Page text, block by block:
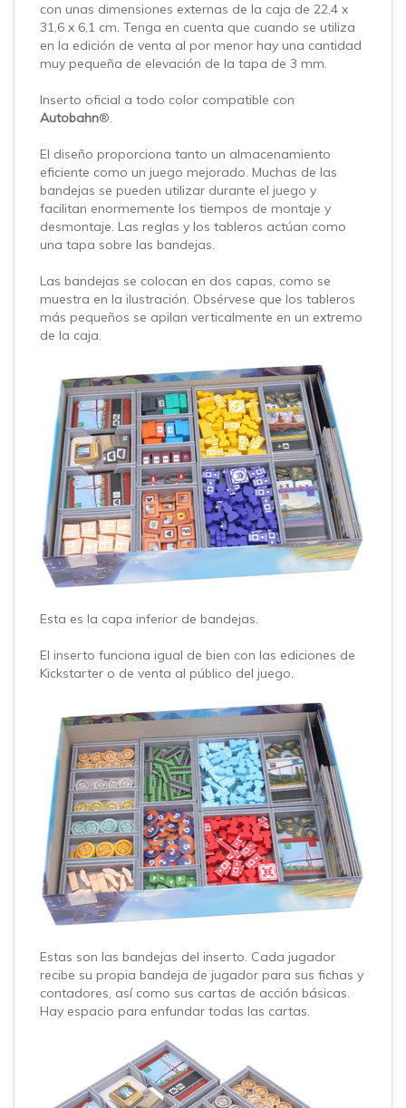
con unas dimensiones externas de la caja de 22,4 x
31,6 x 6,1 cm. Tenga en cuenta que cuando se utiliza
en la edición de venta al por menor hay una cantidad
muy pequeña de elevación de la tapa de 3 mm.
Inserto oficial a todo color compatible con
Autobahn®.
El diseño proporciona tanto un almacenamiento
eficiente como un juego mejorado. Muchas de las
bandejas se pueden utilizar durante el juego y
facilitan enormemente los tiempos de montaje y
desmontaje. Las reglas y los tableros actúan como
una tapa sobre las bandejas.
Las bandejas se colocan en dos capas, como se
muestra en la ilustración. Obsérvese que los tableros
más pequeños se apilan verticalmente en un extremo
de la caja.
Esta es la capa inferior de bandejas.
El inserto funciona igual de bien con las ediciones de
Kickstarter o de venta al público del juego.
Estas son las bandejas del inserto. Cada jugador
recibe su propia bandeja de jugador para sus fichas y
contadores, así como sus cartas de acción básicas.
Hay espacio para enfundar todas las cartas.